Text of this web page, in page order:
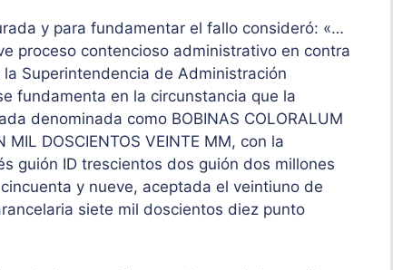
y para fundamentar el fallo consideró: «…
proceso contencioso administrativo en contra
Superintendencia de Administración
fundamenta en la circunstancia que la
denominada como BOBINAS COLORALUM
MIL DOSCIENTOS VEINTE MM, con la
guión ID trescientos dos guión dos millones
y nueve, aceptada el veintiuno de
siete mil doscientos diez punto